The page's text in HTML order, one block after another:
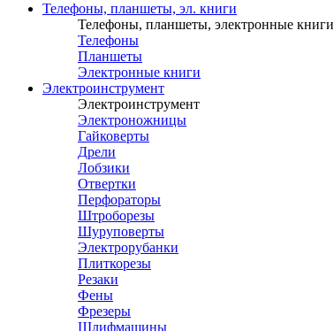
Телефоны, планшеты, эл. книги
Телефоны, планшеты, электронные книги
Телефоны
Планшеты
Электронные книги
Электроинструмент
Электроинструмент
Электроножницы
Гайковерты
Дрели
Лобзики
Отвертки
Перфораторы
Штроборезы
Шуруповерты
Электрорубанки
Плиткорезы
Резаки
Фены
Фрезеры
Шлифмашины